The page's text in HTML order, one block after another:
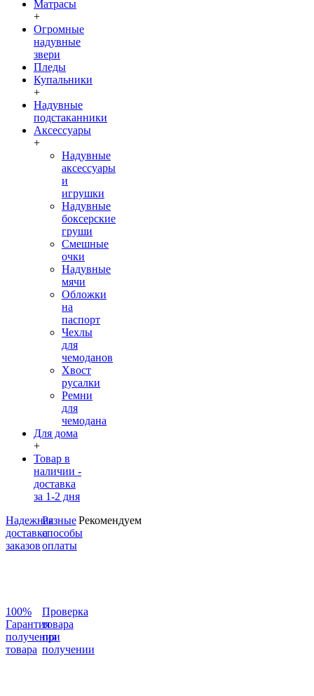
Матрасы
+
Огромные
надувные
звери
Пледы
Купальники
+
Надувные
подстаканники
Аксессуары
+
Надувные
аксессуары
и
игрушки
Надувные
боксерские
груши
Cмешные
очки
Надувные
мячи
Обложки
на
паспорт
Чехлы
для
чемоданов
Хвост
русалки
Ремни
для
чемодана
Для дома
+
Товар в
наличии -
доставка
за 1-2 дня
Надежная
доставка
заказов
Разные
способы
оплаты
100%
Гарантия
получения
товара
Проверка
товара
при
получении
Рекомендуем